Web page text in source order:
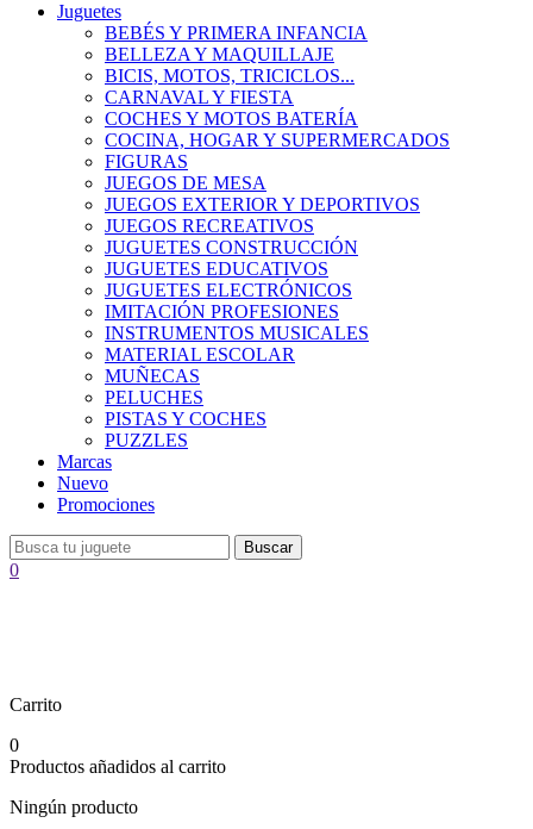
Juguetes
BEBÉS Y PRIMERA INFANCIA
BELLEZA Y MAQUILLAJE
BICIS, MOTOS, TRICICLOS...
CARNAVAL Y FIESTA
COCHES Y MOTOS BATERÍA
COCINA, HOGAR Y SUPERMERCADOS
FIGURAS
JUEGOS DE MESA
JUEGOS EXTERIOR Y DEPORTIVOS
JUEGOS RECREATIVOS
JUGUETES CONSTRUCCIÓN
JUGUETES EDUCATIVOS
JUGUETES ELECTRÓNICOS
IMITACIÓN PROFESIONES
INSTRUMENTOS MUSICALES
MATERIAL ESCOLAR
MUÑECAS
PELUCHES
PISTAS Y COCHES
PUZZLES
Marcas
Nuevo
Promociones
Buscar
0
Carrito
0
Productos añadidos al carrito
Ningún producto